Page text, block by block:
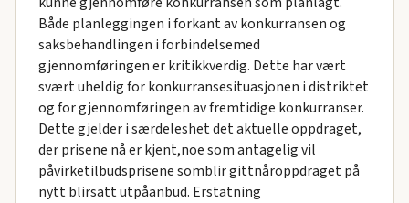
Både planleggingen i forkant av konkurransen og
saksbehandlingen i forbindelsemed
gjennomføringen er kritikkverdig. Dette har vært
svært uheldig for konkurransesituasjonen i distriktet
og for gjennomføringen av fremtidige konkurranser.
Dette gjelder i særdeleshet det aktuelle oppdraget,
der prisene nå er kjent,noe som antagelig vil
påvirketilbudsprisene somblir gittnåroppdraget på
nytt blirsatt utpåanbud. Erstatning